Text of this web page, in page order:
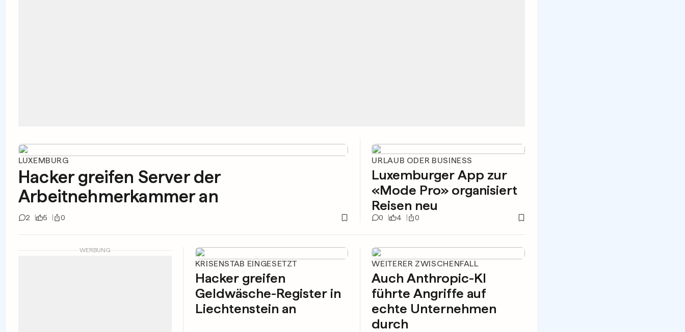
LUXEMBURG
Hacker greifen Server der
Arbeitnehmerkammer an
2 5 0
URLAUB ODER BUSINESS
Luxemburger App zur
«Mode Pro» organisiert
Reisen neu
0 4 0
WERBUNG
KRISENSTAB EINGESETZT
Hacker greifen
Geldwäsche-Register in
Liechtenstein an
WEITERER ZWISCHENFALL
Auch Anthropic-KI
führte Angriffe auf
echte Unternehmen
durch